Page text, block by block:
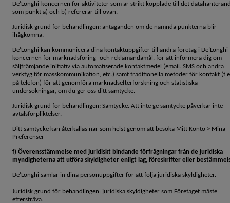
De’Longhi-koncernen för aktiviteter som är strikt kopplade till det
som punkt a) och b) refererar till ovan.
Juridisk grund för behandlingen: antaganden om de nämnda punkterna blir
ihågkomna.
De’Longhi kan kommunicera dina kontaktuppgifter till andra företag i De’Longhi-
koncernen för marknadsföring- och reklamändamål, för att informera dig om
säljfrämjande initiativ via automatiserade kontaktmedel (email. SMS och andra
verktyg för masskommunikation, etc.) samt traditionella metoder för kontakt
på telefon) för att genomföra marknadsefterforskning och statistiska
undersökningar, om du ger oss ditt samtycke.
Juridisk grund för behandlingen: Samtycke. Att inte ge samtycke påverkar inte
avtalsförpliktelser.
Ditt samtycke kan återkallas när som helst genom att besöka Mitt Konto > Mina
Preferenser
f) Överensstämmelse med juridiskt bindande förfrågningar från de juridiska
myndigheterna att utföra skyldigheter enligt lag, föreskrifter eller
De’Longhi samlar in dina personuppgifter för att följa juridiska skyldigheter.
Juridisk grund för behandlingen: juridiska skyldigheter som Företaget måste
eftersträva.